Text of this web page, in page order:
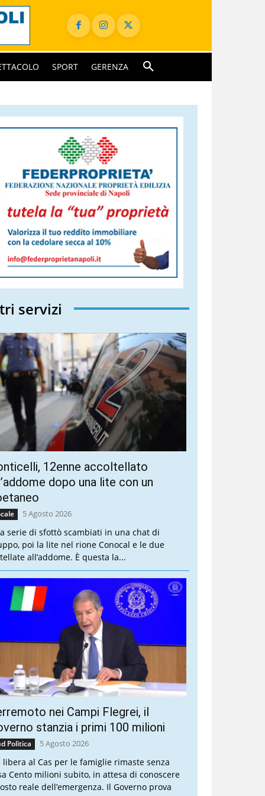
SPORT GERENZA
servizi
12enne accoltellato
dopo una lite con un
5 Agosto 2026
serie di sfottò scambiati in una chat di
poi la lite nel rione Conocal e le due
all’addome. È questa la...
nei Campi Flegrei, il
stanzia i primi 100 milioni
Politica 5 Agosto 2026
libera al Cas per le famiglie rimaste senza
Cento milioni subito, in attesa di conoscere
reale dell’emergenza. Il Governo prova